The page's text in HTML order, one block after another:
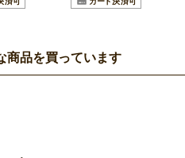
商品を買っています